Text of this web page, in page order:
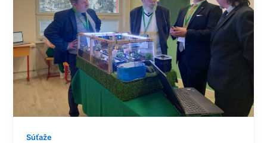
Súťaže
medzinárodnú
konferenciu